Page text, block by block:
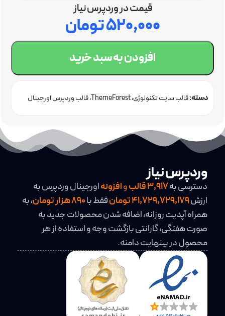
قیمت در وردپرس نیاز
۵۲۰,۰۰۰تومان
افزودن به سبد خرید
دسته:قالب سایت تکنولوژی ThemeForest قالب وردپرس اورجینال
وردپرس نیاز
دسترسی به3,917قالبوافزونهاورجینال وردپرس به
ارزش41,729,729,179 تومان فقط با
، به
همراه آپدیت روزانه، اضافه شدن محصولات جدید به
صورت هفتگی، گارانتی بازگشت وجه و استفاده از هر
محصول در بینهایت دامنه.